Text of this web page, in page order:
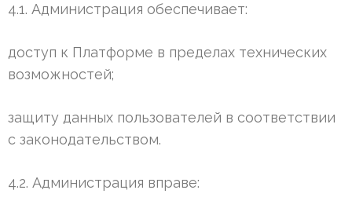
4.1. Администрация обеспечивает:
доступ к Платформе в пределах технических
возможностей;
защиту данных пользователей в соответствии
с законодательством.
4.2. Администрация вправе: